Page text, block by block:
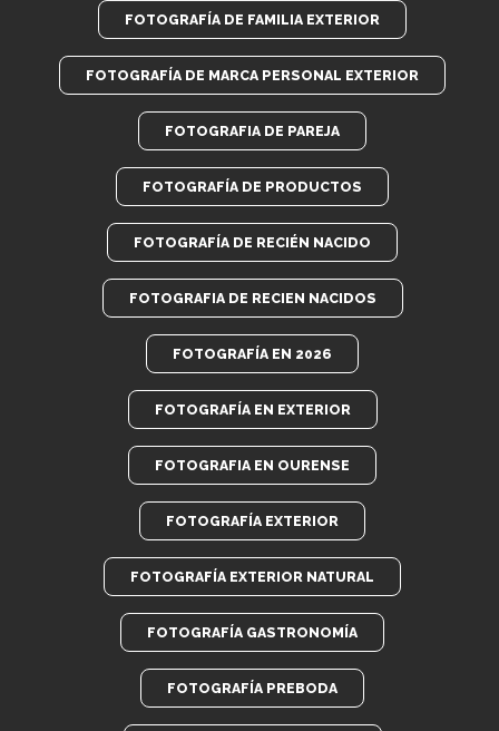
FOTOGRAFÍA DE FAMILIA EXTERIOR
FOTOGRAFÍA DE MARCA PERSONAL EXTERIOR
FOTOGRAFIA DE PAREJA
FOTOGRAFÍA DE PRODUCTOS
FOTOGRAFÍA DE RECIÉN NACIDO
FOTOGRAFIA DE RECIEN NACIDOS
FOTOGRAFÍA EN 2026
FOTOGRAFÍA EN EXTERIOR
FOTOGRAFIA EN OURENSE
FOTOGRAFÍA EXTERIOR
FOTOGRAFÍA EXTERIOR NATURAL
FOTOGRAFÍA GASTRONOMÍA
FOTOGRAFÍA PREBODA